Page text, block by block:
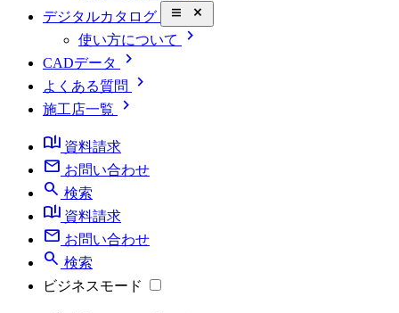
デジタルカタログ close_small
使い方について chevron_right
CADデータ chevron_right
よくある質問 chevron_right
施工店一覧
chevron_right
book_ribbon 資料請求
mail お問い合わせ
search 検索
book_ribbon 資料請求
mail お問い合わせ
search 検索
ビジネスモード